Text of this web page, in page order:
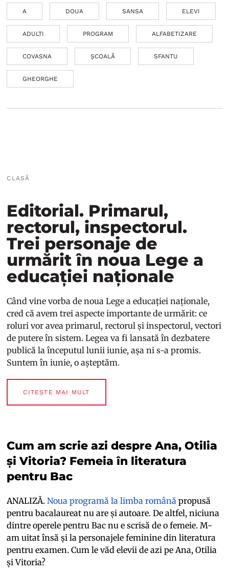
A DOUA SANSA ELEVI
ADULTI PROGRAM ALFABETIZARE
COVASNA ȘCOALĂ SFANTU
GHEORGHE
CLASĂ
Editorial. Primarul,
rectorul, inspectorul.
Trei personaje de
urmărit în noua Lege a
educației naționale
Când vine vorba de noua Lege a educației naționale,
cred că avem trei aspecte importante de urmărit: ce
roluri vor avea primarul, rectorul și inspectorul, vectori
de putere în sistem. Legea va fi lansată în dezbatere
publică la începutul lunii iunie, așa ni s-a promis.
Suntem în iunie, o așteptăm.
CITEȘTE MAI MULT
Cum am scrie azi despre Ana, Otilia
și Vitoria? Femeia în literatura
pentru Bac
ANALIZĂ.Noua programă la limba română propusă
pentru bacalaureat nu are și autoare. De altfel, niciuna
dintre operele pentru Bac nu e scrisă de o femeie. M-
am uitat însă și la personajele feminine din literatura
pentru examen. Cum le văd elevii de azi pe Ana, Otilia
și Vitoria?